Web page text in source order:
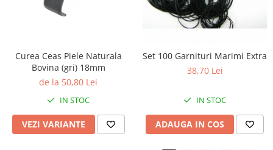
Curea Ceas Piele Naturala
Bovina (gri) 18mm
de la 50,80 Lei
IN STOC
VEZI VARIANTE
Set 100 Garnituri Marimi Extra
38,70 Lei
IN STOC
ADAUGA IN COS